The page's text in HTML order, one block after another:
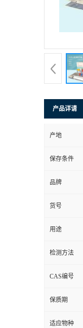
产品详请
产地
保存条件
品牌
货号
用途
检测方法
CAS编号
保质期
适应物种